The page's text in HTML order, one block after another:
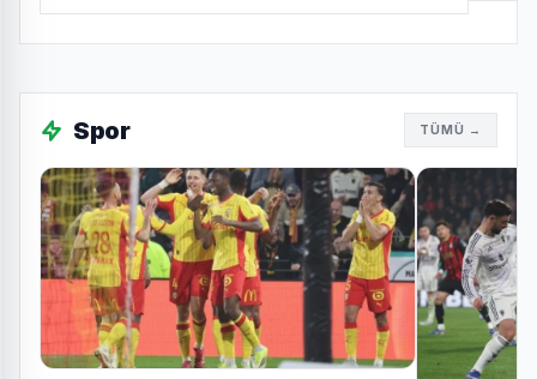
Spor TÜMÜ →
Galatasaray, Göztepe'yi 3-1
Yenerek Zirveyi Sağlamlaştırdı